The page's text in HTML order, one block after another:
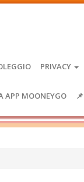
PRIVACY
APP MOONEYGO